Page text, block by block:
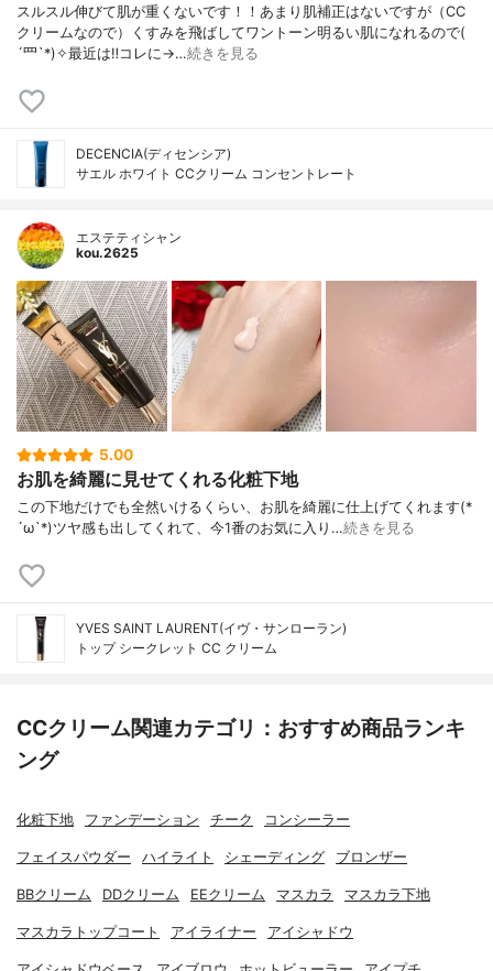
スルスル伸びて肌が重くないです！！あまり肌補正はないですが（CC
クリームなので）くすみを飛ばしてワントーン明るい肌になれるので(
´罒`*)✧最近は‼️コレに→…続きを見る
DECENCIA(ディセンシア)
サエル ホワイト CCクリーム コンセントレート
エステティシャン
kou.2625
5.00
お肌を綺麗に見せてくれる化粧下地
この下地だけでも全然いけるくらい、お肌を綺麗に仕上げてくれます(*
´ω`*)ツヤ感も出してくれて、今1番のお気に入り…続きを見る
YVES SAINT LAURENT(イヴ・サンローラン)
トップ シークレット CC クリーム
CCクリーム関連カテゴリ：おすすめ商品ランキ
ング
化粧下地 ファンデーション チーク コンシーラー
フェイスパウダー ハイライト シェーディング ブロンザー
BBクリーム DDクリーム EEクリーム マスカラ マスカラ下地
マスカラトップコート アイライナー アイシャドウ